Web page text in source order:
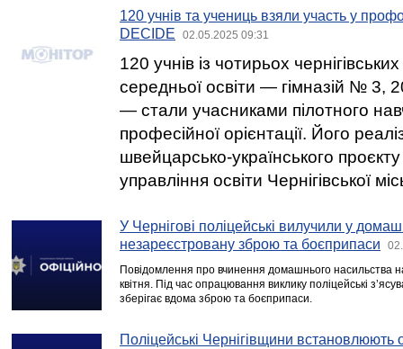
120 учнів та учениць взяли участь у
DECIDE
02.05.2025 09:31
120 учнів із чотирьох
середньої освіти — гімназій № 3,
— стали учасниками пілотного
професійної орієнтації. Його
швейцарсько-українського
управління освіти Чернігівської
У Чернігові поліцейські вилучили у
незареєстровану зброю та боєприпаси
Повідомлення про вчинення домашнього насильства
квітня. Під час опрацювання виклику поліцейські
зберігає вдома зброю та боєприпаси.
Поліцейські Чернігівщини встановлюють